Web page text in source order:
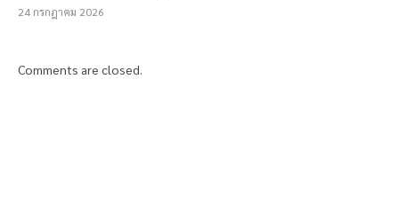
24 กรกฎาคม 2026
Comments are closed.